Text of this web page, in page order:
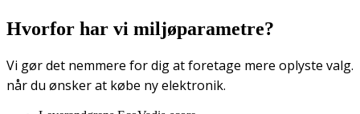
Hvorfor har vi miljøparametre?
Vi gør det nemmere for dig at foretage mere oplyste valg.
når du ønsker at købe ny elektronik.